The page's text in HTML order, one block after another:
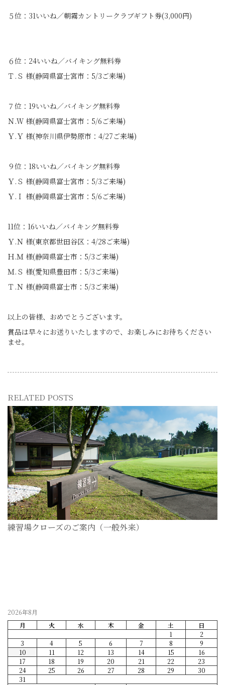
５位：31いいね／朝霧カントリークラブギフト券(3,000円)
６位：24いいね／バイキング無料券
Ｔ.Ｓ 様(静岡県富士宮市：5/3ご来場)
７位：19いいね／バイキング無料券
Ｎ.Ｗ 様(静岡県富士宮市：5/6ご来場)
Ｙ.Ｙ 様(神奈川県伊勢原市：4/27ご来場)
９位：18いいね／バイキング無料券
Ｙ.Ｓ 様(静岡県富士宮市：5/3ご来場)
Ｙ.Ｉ 様(静岡県富士宮市：5/6ご来場)
11位：16いいね／バイキング無料券
Ｙ.Ｎ 様(東京都世田谷区：4/28ご来場)
Ｈ.Ｍ 様(静岡県富士市：5/3ご来場)
Ｍ.Ｓ 様(愛知県豊田市：5/3ご来場)
Ｔ.Ｎ 様(静岡県富士市：5/3ご来場)
以上の皆様、おめでとうございます。
賞品は早々にお送りいたしますので、お楽しみにお待ちください
ませ。
RELATED POSTS
練習場クローズのご案内（一般外来）
2026年8月
月
火 水 木 金 土 日
1
2
3
4 5 6 7 8
9
10
11 12 13 14 15
16
17
18 19 20 21 22
23
24
25 26 27 28 29
30
31